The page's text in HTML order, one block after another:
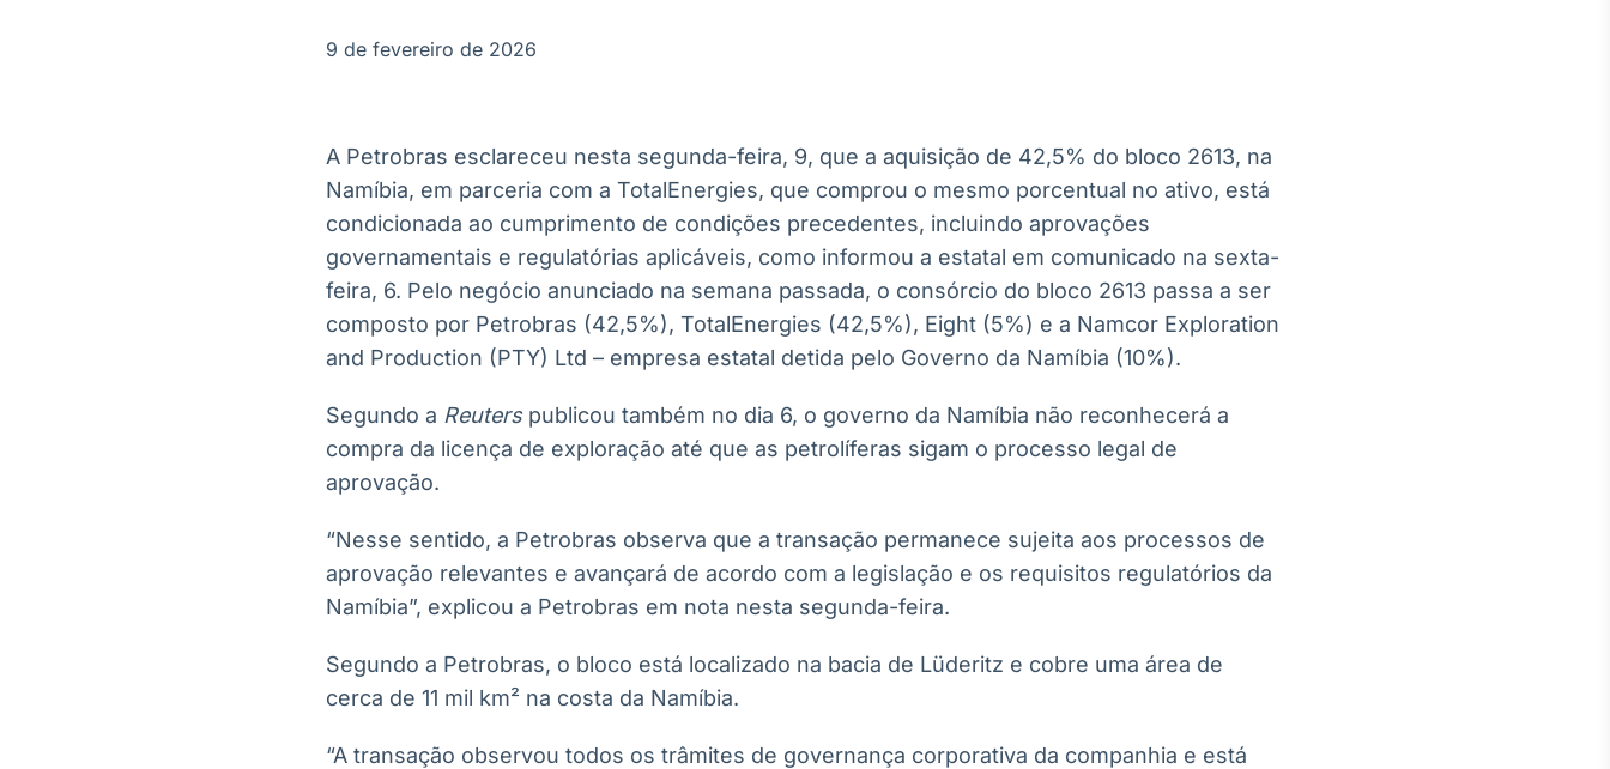
Plataforma para
negociação de
APIs para
integração de
Broadcast
Radar
Monitoramento
inteligente de
notícias e
conteúdos
Broadcast
Fundos
A melhor
plataforma para
de investimento
no Brasil
IA
Em breve
BroadFast
Em breve
Gestão de
Investimentos
Em breve
Tokenização
de ativos
Em breve
Crédito
Em breve
9 de fevereiro de 2026
A Petrobras esclareceu nesta segunda-feira, 9, que a aquisição de 42,5% do bloco 2613, na
Namíbia, em parceria com a TotalEnergies, que comprou o mesmo porcentual no ativo, está
condicionada ao cumprimento de condições precedentes, incluindo aprovações
governamentais e regulatórias aplicáveis, como informou a estatal em comunicado na sexta-
feira, 6. Pelo negócio anunciado na semana passada, o consórcio do bloco 2613 passa a ser
composto por Petrobras (42,5%), TotalEnergies (42,5%), Eight (5%) e a Namcor Exploration
and Production (PTY) Ltd – empresa estatal detida pelo Governo da Namíbia (10%).
Segundo a Reuterspublicou também no dia 6, o governo da Namíbia não reconhecerá a
compra da licença de exploração até que as petrolíferas sigam o processo legal de
aprovação.
“Nesse sentido, a Petrobras observa que a transação permanece sujeita aos processos de
aprovação relevantes e avançará de acordo com a legislação e os requisitos regulatórios da
Namíbia”, explicou a Petrobras em nota nesta segunda-feira.
Segundo a Petrobras, o bloco está localizado na bacia de Lüderitz e cobre uma área de
cerca de 11 mil km² na costa da Namíbia.
“A transação observou todos os trâmites de governança corporativa da companhia e está